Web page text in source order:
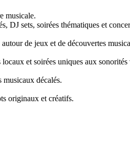
musicale.
DJ sets, soirées thématiques et
de jeux et de découvertes
et soirées uniques aux
musicaux décalés.
originaux et créatifs.